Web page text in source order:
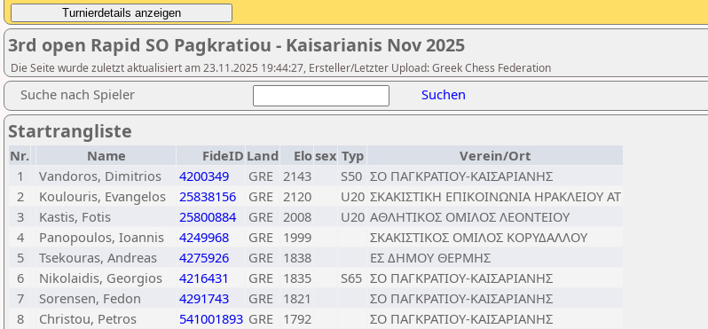
3rd open Rapid SO Pagkratiou - Kaisarianis Nov 2025
Die Seite wurde zuletzt aktualisiert am 23.11.2025 19:44:27, Ersteller/Letzter Upload: Greek Chess Federation
Suche nach Spieler Suchen
Startrangliste
Nr. Name FideID Land Elosex Typ
Verein/Ort
1
Vandoros, Dimitrios 4200349 GRE 2143 S50 ΣΟ ΠΑΓΚΡΑΤΙΟΥ-ΚΑΙΣΑΡΙΑΝΗΣ
2
Koulouris, Evangelos 25838156 GRE 2120 U20 ΣΚΑΚΙΣΤΙΚΗ ΕΠΙΚΟΙΝΩΝΙΑ ΗΡΑΚΛΕΙΟΥ ΑΤ
3
Kastis, Fotis 25800884 GRE 2008 U20 ΑΘΛΗΤΙΚΟΣ ΟΜΙΛΟΣ ΛΕΟΝΤΕΙΟΥ
4
Panopoulos, Ioannis 4249968 GRE 1999
ΣΚΑΚΙΣΤΙΚΟΣ ΟΜΙΛΟΣ ΚΟΡΥΔΑΛΛΟΥ
5
Tsekouras, Andreas 4275926 GRE 1838
ΕΣ ΔΗΜΟΥ ΘΕΡΜΗΣ
6
Nikolaidis, Georgios 4216431 GRE 1835 S65 ΣΟ ΠΑΓΚΡΑΤΙΟΥ-ΚΑΙΣΑΡΙΑΝΗΣ
7
Sorensen, Fedon 4291743 GRE 1821
ΣΟ ΠΑΓΚΡΑΤΙΟΥ-ΚΑΙΣΑΡΙΑΝΗΣ
8
Christou, Petros 541001893 GRE 1792
ΣΟ ΠΑΓΚΡΑΤΙΟΥ-ΚΑΙΣΑΡΙΑΝΗΣ